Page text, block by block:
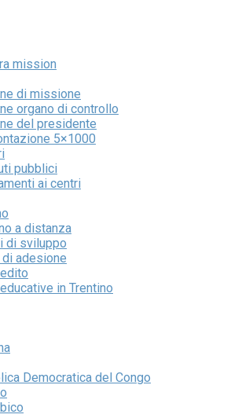
mission
di missione
organo di controllo
del presidente
5×1000
pubblici
ai centri
a distanza
di sviluppo
adesione
in Trentino
Democratica del Congo